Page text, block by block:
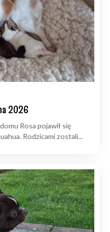
2026
Rosa pojawił się
Rodzicami zostali...